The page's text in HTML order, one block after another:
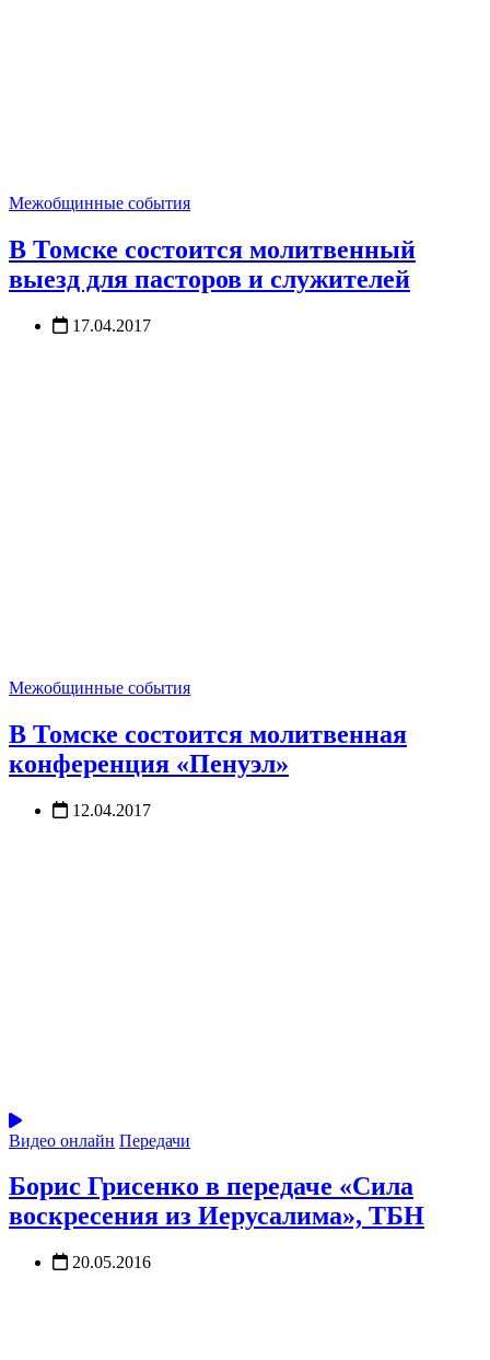
Межобщинные события
В Томске состоится молитвенный
выезд для пасторов и служителей
17.04.2017
Межобщинные события
В Томске состоится молитвенная
конференция «Пенуэл»
12.04.2017
Видео онлайн Передачи
Борис Грисенко в передаче «Сила
воскресения из Иерусалима», ТБН
20.05.2016